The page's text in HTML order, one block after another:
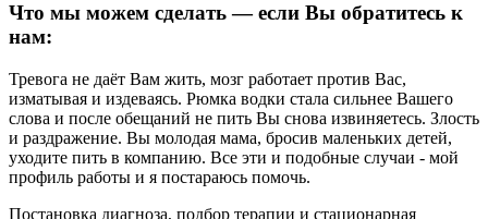
Что мы можем сделать — если Вы обратитесь к
нам:
Тревога не даёт Вам жить, мозг работает против Вас,
изматывая и издеваясь. Рюмка водки стала сильнее Вашего
слова и после обещаний не пить Вы снова извиняетесь. Злость
и раздражение. Вы молодая мама, бросив маленьких детей,
уходите пить в компанию. Все эти и подобные случаи - мой
профиль работы и я постараюсь помочь.
Постановка диагноза, подбор терапии и стационарная